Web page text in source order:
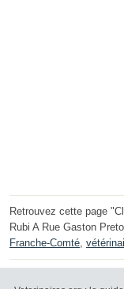
Retrouvez cette page
Rubi A Rue Gaston
Franche-Comté,